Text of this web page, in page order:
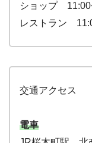
ショップ
レストラン
交通アクセス
電車